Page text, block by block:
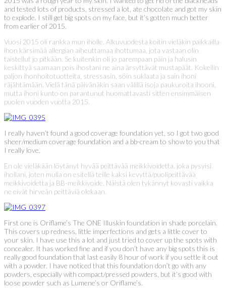
and tested lots of products, stressed a lot, ate chocolate and got my skin
to explode. I still get big spots on my face, but it’s gotten much better
from earlier of 2015.
Vuosi 2015 oli rankka mun iholle. Alkuvuodesta koitin vieläkin paikkailla
ihon kärsimää allergian aiheuttamaa ihottumaa, jota vastaan olin
taistellut jo pitkään. Se kuitenkin oli jo parempaan päin ja halusin
keskittyä saamaan pois ihostani ne aina ärsyttävät mustapäät. Kokeilin
paljon ihonhoitotuotteita, stressasin, söin suklaata ja sain ihoni
räjähtämään. Vielä tänä päivänäkin saan välillä isoja paukuroita ihooni,
mutta ihoni kunto on parantunut huomattavasti sitten ensimmäisen
puolen vuoden vuotta 2015.
I really haven’t found a good coverage foundation yet, so I got two good
sheer/medium coverage foundation and a bb-cream to show to you that
I really love.
En ole vieläkään löytänyt hyvää peittävää meikkivoidetta, joka pysyisi
ihollani, joten mulla on esitellä teille kaksi kevyttä/puolipeittävää
meikkivoidetta ja BB-meikkivoide. Näistä olen tykännyt kovasti vaikka
ne eivät hirveän peittäviä olekaan.
First one is Oriflame’s The ONE Illuskin foundation in shade porcelain.
This covers up redness, little imperfections and gets a little cover to
your skin. I have use this a lot and just tried to cover up the spots with
concealer. It has worked fine and if you don’t have any big spots this is
really good foundation that last easily 8 hour of work if you settle it out
with a powder. I have noticed that this foundation don’t go with any
powders, especially with compact/pressed powders, but it’s good with
loose powder such as Lumene’s or Oriflame’s.